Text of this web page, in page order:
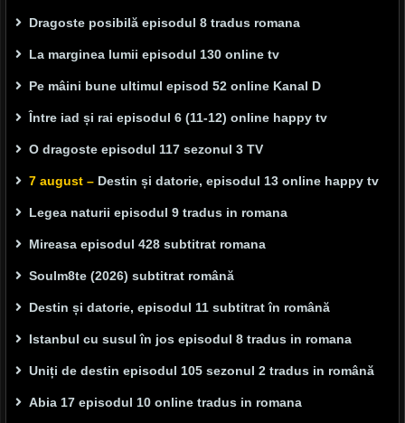
Dragoste posibilă episodul 8 tradus romana
La marginea lumii episodul 130 online tv
Pe mâini bune ultimul episod 52 online Kanal D
Între iad și rai episodul 6 (11-12) online happy tv
O dragoste episodul 117 sezonul 3 TV
7 august – Destin și datorie, episodul 13 online happy tv
Legea naturii episodul 9 tradus in romana
Mireasa episodul 428 subtitrat romana
Soulm8te (2026) subtitrat română
Destin și datorie, episodul 11 subtitrat în română
Istanbul cu susul în jos episodul 8 tradus in romana
Uniți de destin episodul 105 sezonul 2 tradus in română
Abia 17 episodul 10 online tradus in romana